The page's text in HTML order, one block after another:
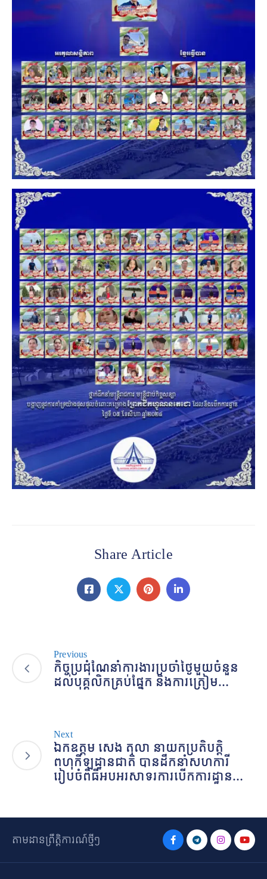
Share Article
Previous
កិច្ចប្រជុំណែនាំការងារប្រចាំថ្ងៃមួយចំនួន
ដល់បុគ្គលិកគ្រប់ផ្នែក និងការត្រៀម…
Next
ឯកឧត្តម សេង តុលា នាយកប្រតិបត្តិ
ពហុកីឡដ្ឋានជាតិ បានដឹកនាំសហការី
រៀបចំពិធីអបអរសាទរការបើកការដ្ឋាន…
តាមដានព្រឹត្តិការណ៍ថ្មីៗ